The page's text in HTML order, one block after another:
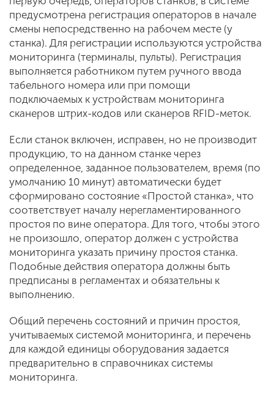
предусмотрена регистрация операторов в начале
смены непосредственно на рабочем месте (у
станка). Для регистрации используются устройства
мониторинга (терминалы, пульты). Регистрация
выполняется работником путем ручного ввода
табельного номера или при помощи
подключаемых к устройствам мониторинга
сканеров штрих-кодов или сканеров RFID-меток.
Если станок включен, исправен, но не производит
продукцию, то на данном станке через
определенное, заданное пользователем, время (по
умолчанию 10 минут) автоматически будет
сформировано состояние «Простой станка», что
соответствует началу нерегламентированного
простоя по вине оператора. Для того, чтобы этого
не произошло, оператор должен с устройства
мониторинга указать причину простоя станка.
Подобные действия оператора должны быть
предписаны в регламентах и обязательны к
выполнению.
Общий перечень состояний и причин простоя,
учитываемых системой мониторинга, и перечень
для каждой единицы оборудования задается
предварительно в справочниках системы
мониторинга.